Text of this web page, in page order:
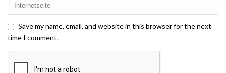
Save my name, email, and website in this browser for the next
time I comment.